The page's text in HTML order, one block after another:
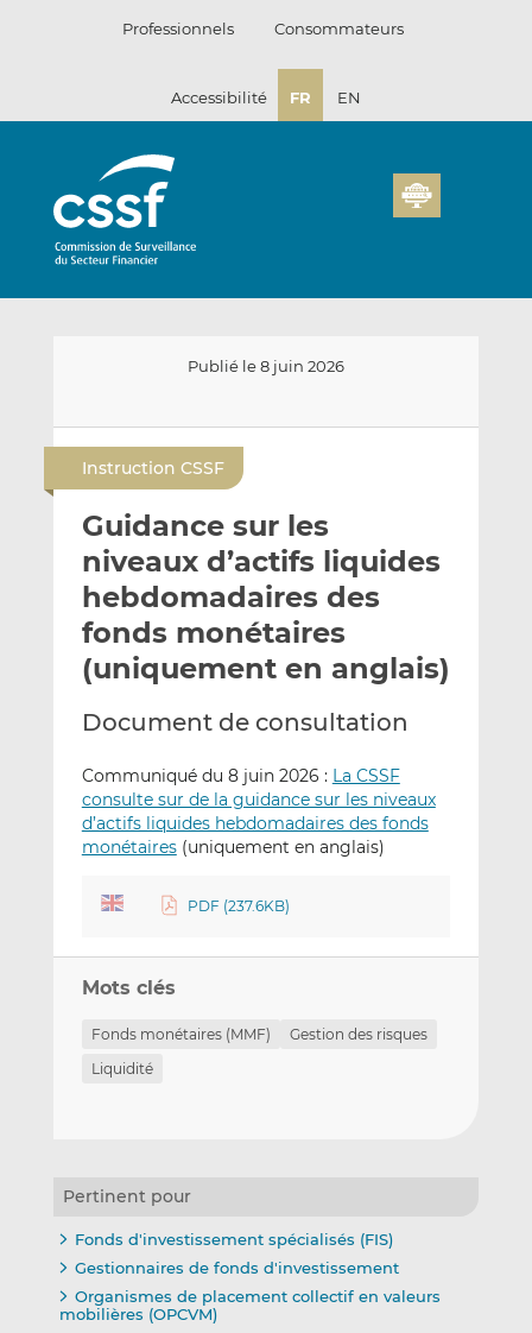
Professionnels Consommateurs
Accessibilité FR EN
Publié le 8 juin 2026
y
e
r
p
a
r
m
i
l
a
g
e
r
s
u
L
n
k
e
d
n
a
g
e
r
s
u
F
c
e
b
o
k
Instruction CSSF
Guidance sur les
niveaux d’actifs liquides
hebdomadaires des
fonds monétaires
(uniquement en anglais)
Document de consultation
Communiqué du 8 juin 2026 : La CSSF
consulte sur de la guidance sur les niveaux
d’actifs liquides hebdomadaires des fonds
monétaires(uniquement en anglais)
PDF (237.6KB)
Mots clés
Fonds monétaires (MMF)
Gestion des risques
Liquidité
Pertinent pour
Fonds d'investissement spécialisés (FIS)
Gestionnaires de fonds d'investissement
Organismes de placement collectif en valeurs
mobilières (OPCVM)